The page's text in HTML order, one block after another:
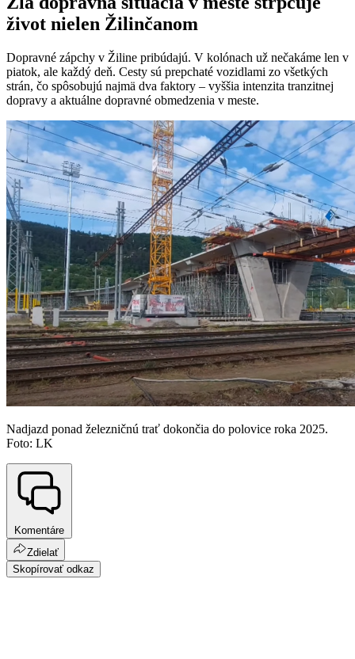
život nielen Žilinčanom
Dopravné zápchy v Žiline pribúdajú. V kolónach už nečakáme len v
piatok, ale každý deň. Cesty sú prepchaté vozidlami zo všetkých
strán, čo spôsobujú najmä dva faktory – vyššia intenzita tranzitnej
dopravy a aktuálne dopravné obmedzenia v meste.
Nadjazd ponad železničnú trať dokončia do polovice roka 2025.
Foto: LK
Komentáre
Zdielať
Skopírovať odkaz